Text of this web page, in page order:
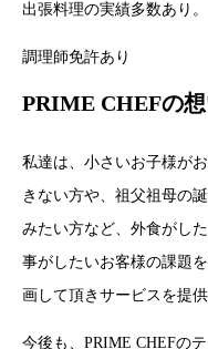
出張料理の実績多数あり。
調理師免許あり
PRIME CHEFの
私達は、小さいお子様が
きない方や、祖父祖母の
みたい方など、外食がし
事がしたいお客様の課題
画して頂きサービスを提供
今後も、PRIME CHEFの